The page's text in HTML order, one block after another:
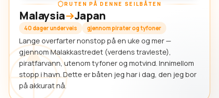
RUTEN PÅ DENNE SEILBÅTEN
Malaysia Japan
40 dager underveis gjennom pirater og tyfoner
Lange overfarter nonstop på en uke og mer —
gjennom Malakkastredet (verdens travleste),
piratfarvann, utenom tyfoner og motvind. Innimellom
stopp i havn. Dette er båten jeg har i dag, den jeg bor
på akkurat nå.